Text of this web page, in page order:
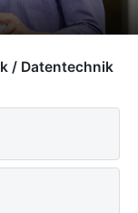
/ Datentechnik